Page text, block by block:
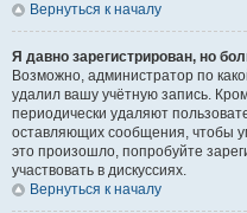
Вернуться к началу
Я давно зарегистрирован, но
Возможно, администратор по
удалил вашу учётную запись.
периодически удаляют
оставляющих сообщения, чтобы
это произошло, попробуйте
участвовать в дискуссиях.
Вернуться к началу